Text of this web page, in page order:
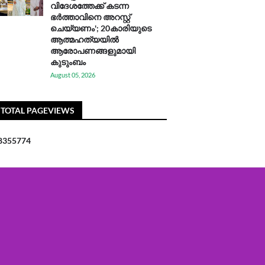
വിദേശത്തേക്ക് കടന്ന
ഭർത്താവിനെ അറസ്റ്റ്
ചെയ്യണം'; 20കാരിയുടെ
ആത്മഹത്യയിൽ
ആരോപണങ്ങളുമായി
കുടുംബം
August 05, 2026
TOTAL PAGEVIEWS
355774